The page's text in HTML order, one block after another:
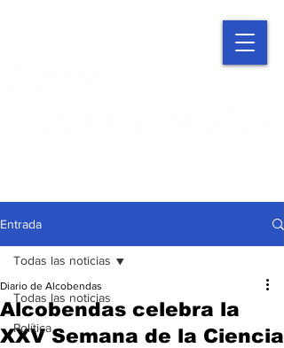
Entrada
Todas las noticias
Política
Todas las noticias
Alcobendas celebra la
XXV Semana de la Ciencia
Diario de Alcobendas